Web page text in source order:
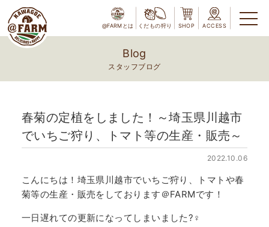
@FARMとは くだもの狩り SHOP ACCESS
Blog
スタッフブログ
春菊の定植をしました！～埼玉県川越市
でいちご狩り、トマト等の生産・販売～
2022.10.06
こんにちは！埼玉県川越市でいちご狩り、トマトや春
菊等の生産・販売をしております＠FARMです！
一日遅れての更新になってしまいました?‍♀️